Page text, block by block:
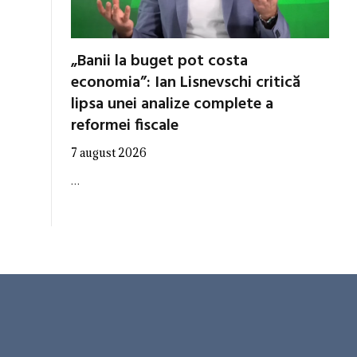
„Banii la buget pot costa
economia”: Ian Lisnevschi critică
lipsa unei analize complete a
reformei fiscale
7 august 2026
…